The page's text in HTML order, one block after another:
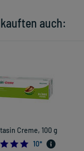
auch:
Creme, 100 g
4.9
10*